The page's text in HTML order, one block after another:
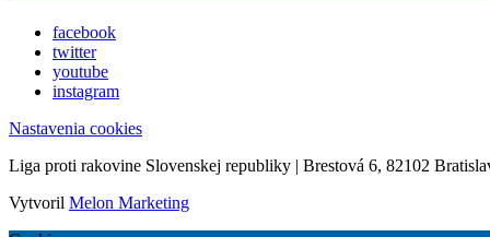
facebook
twitter
youtube
instagram
Nastavenia cookies
Liga proti rakovine Slovenskej republiky | Brestová 6, 82102
Vytvoril Melon Marketing